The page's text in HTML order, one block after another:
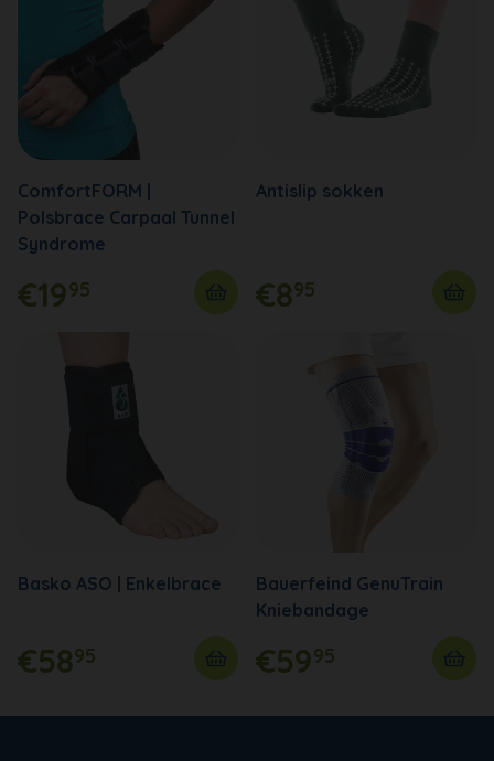
ComfortFORM |
Polsbrace Carpaal Tunnel
Syndrome
€1995
Antislip sokken
€895
Basko ASO | Enkelbrace
€5895
Bauerfeind GenuTrain
Kniebandage
€5995